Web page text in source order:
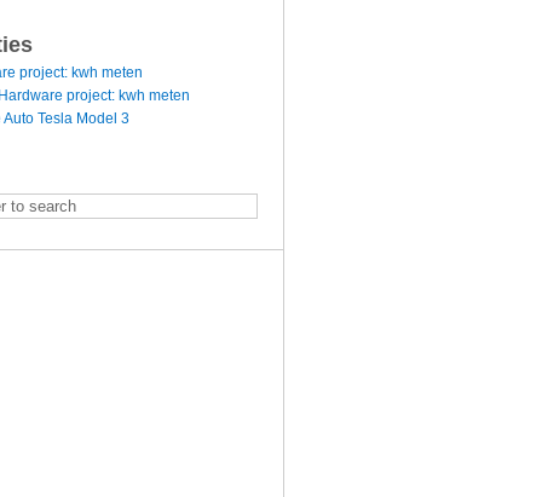
project: kwh meten
Hardware project: kwh meten
Auto Tesla Model 3